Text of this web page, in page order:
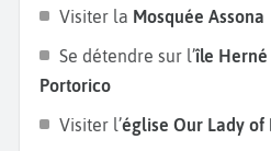
Visiter la Mosquée Assona
Se détendre sur l’île Herné
Portorico
Visiter l’église Our Lady of